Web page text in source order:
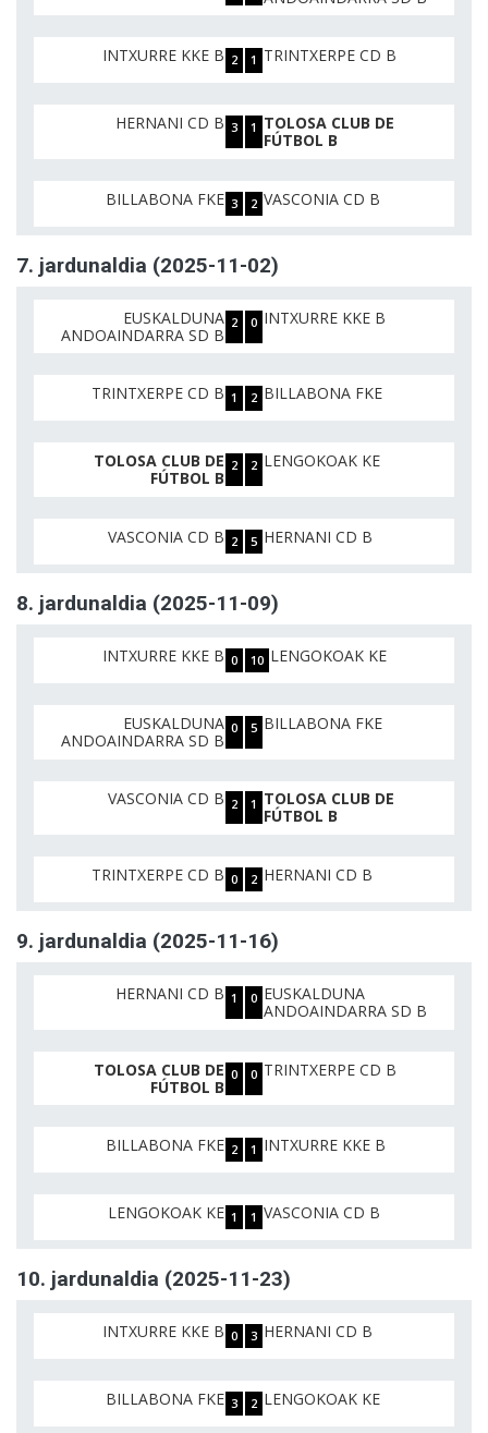
INTXURRE KKE B 2 1 TRINTXERPE CD B
HERNANI CD B 3 1 TOLOSA CLUB DE
FÚTBOL B
BILLABONA FKE 3 2 VASCONIA CD B
7. jardunaldia (2025-11-02)
EUSKALDUNA
ANDOAINDARRA SD B
2 0 INTXURRE KKE B
TRINTXERPE CD B 1 2 BILLABONA FKE
TOLOSA CLUB DE
FÚTBOL B
2 2 LENGOKOAK KE
VASCONIA CD B 2 5 HERNANI CD B
8. jardunaldia (2025-11-09)
INTXURRE KKE B 0 10 LENGOKOAK KE
EUSKALDUNA
ANDOAINDARRA SD B
0 5 BILLABONA FKE
VASCONIA CD B 2 1 TOLOSA CLUB DE
FÚTBOL B
TRINTXERPE CD B 0 2 HERNANI CD B
9. jardunaldia (2025-11-16)
HERNANI CD B 1 0 EUSKALDUNA
ANDOAINDARRA SD B
TOLOSA CLUB DE
FÚTBOL B
0 0 TRINTXERPE CD B
BILLABONA FKE 2 1 INTXURRE KKE B
LENGOKOAK KE 1 1 VASCONIA CD B
10. jardunaldia (2025-11-23)
INTXURRE KKE B 0 3 HERNANI CD B
BILLABONA FKE 3 2 LENGOKOAK KE